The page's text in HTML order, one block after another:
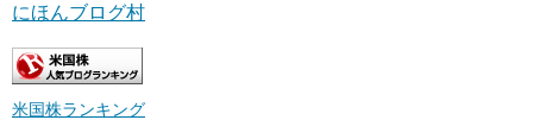
にほんブログ村
米国株ランキング